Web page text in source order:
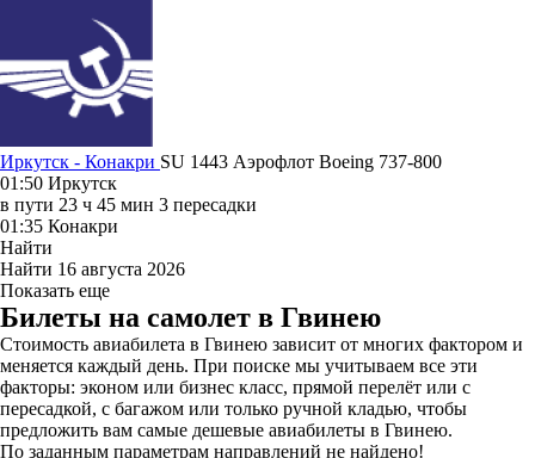
Иркутск - Конакри SU 1443 Аэрофлот Boeing 737-800
01:50 Иркутск
в пути 23 ч 45 мин 3 пересадки
01:35 Конакри
Найти
Найти 16 августа 2026
Показать еще
Билеты на самолет в Гвинею
Стоимость авиабилета в Гвинею зависит от многих фактором и
меняется каждый день. При поиске мы учитываем все эти
факторы: эконом или бизнес класс, прямой перелёт или с
пересадкой, с багажом или только ручной кладью, чтобы
предложить вам самые дешевые авиабилеты в Гвинею.
По заданным параметрам направлений не найдено!